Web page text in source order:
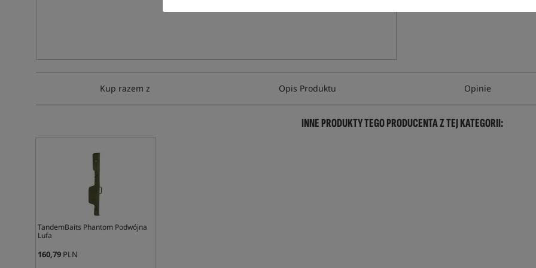
Kup razem z Opis Produktu Opinie
INNE PRODUKTY TEGO PRODUCENTA Z TEJ KATEGORII:
TandemBaits Phantom Podwójna
Lufa
160,79PLN